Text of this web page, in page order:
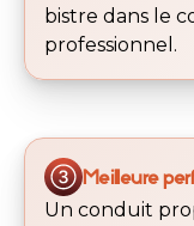
bistre dans le
professionnel.
Meilleure
Un conduit